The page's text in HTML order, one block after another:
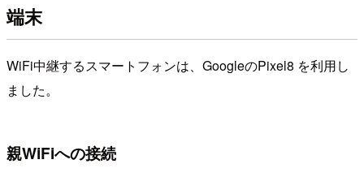
端末
WiFi中継するスマートフォンは、GoogleのPixel8 を利用し
ました。
親WiFiへの接続